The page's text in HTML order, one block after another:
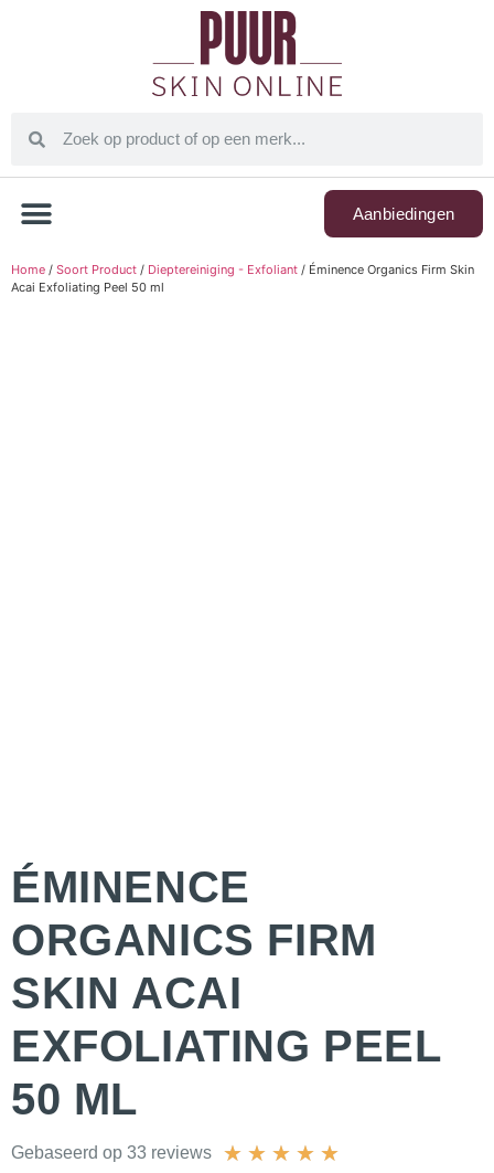
Aanbiedingen
Home / Soort Product / Dieptereiniging - Exfoliant / Éminence Organics Firm Skin
Acai Exfoliating Peel 50 ml
ÉMINENCE
ORGANICS FIRM
SKIN ACAI
EXFOLIATING PEEL
50 ML
Gebaseerd op 33 reviews ★ ★ ★ ★ ★